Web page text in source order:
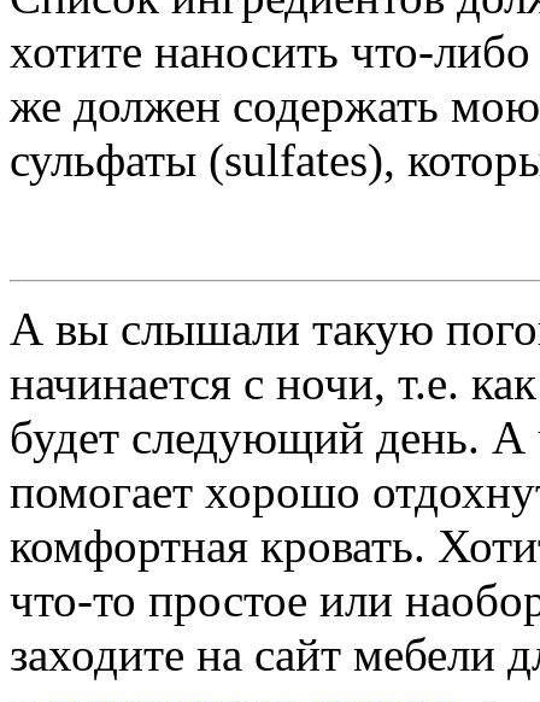
хотите наносить что-
же должен содержать
сульфаты (sulfates),
А вы слышали такую
начинается с ночи, т.е.
будет следующий день. А
помогает хорошо
комфортная кровать.
что-то простое или
заходите на сайт мебели